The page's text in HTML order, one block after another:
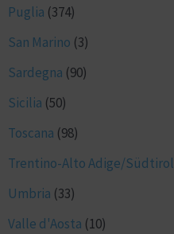
Puglia (374)
San Marino (3)
Sardegna (90)
Sicilia (50)
Toscana (98)
Trentino-Alto Adige/Südtirol
Umbria (33)
Valle d'Aosta (10)